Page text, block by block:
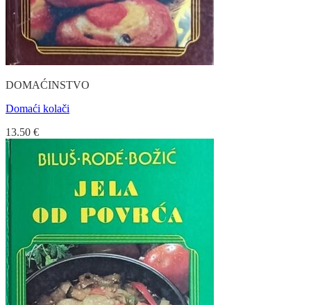
DOMAĆINSTVO
Domaći kolači
13.50 €